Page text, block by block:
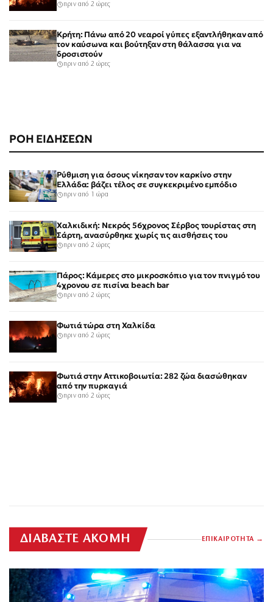
ΡΟΗ ΕΙΔΗΣΕΩΝ
Ρύθμιση για όσους νίκησαν τον καρκίνο στην
Ελλάδα: βάζει τέλος σε συγκεκριμένο εμπόδιο
πριν από 1 ώρα
Χαλκιδική: Νεκρός 56χρονος Σέρβος τουρίστας στη
Σάρτη, ανασύρθηκε χωρίς τις αισθήσεις του
πριν από 2 ώρες
Πάρος: Κάμερες στο μικροσκόπιο για τον πνιγμό του
4χρονου σε πισίνα beach bar
πριν από 2 ώρες
Φωτιά τώρα στη Χαλκίδα
πριν από 2 ώρες
Φωτιά στην Αττικοβοιωτία: 282 ζώα διασώθηκαν
από την πυρκαγιά
πριν από 2 ώρες
πριν από 2 ώρες
Κρήτη: Πάνω από 20 νεαροί γύπες εξαντλήθηκαν από
τον καύσωνα και βούτηξαν στη θάλασσα για να
δροσιστούν
πριν από 2 ώρες
ΔΙΑΒΑΣΤΕ ΑΚΟΜΗ ΕΠΙΚΑΙΡΟΤΗΤΑ